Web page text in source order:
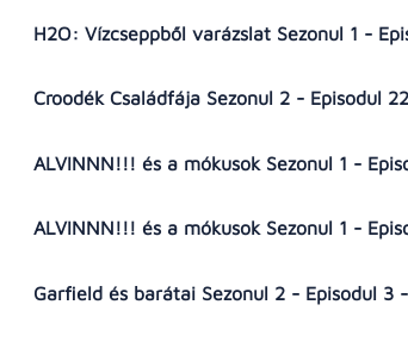
H2O: Vízcseppből varázslat Sezonul 1 -
Croodék Családfája Sezonul 2 - Episodul
ALVINNN!!! és a mókusok Sezonul 1 -
ALVINNN!!! és a mókusok Sezonul 1 -
Garfield és barátai Sezonul 2 - Episodul 3